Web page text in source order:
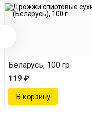
Беларусь, 100 гр
119 ₽